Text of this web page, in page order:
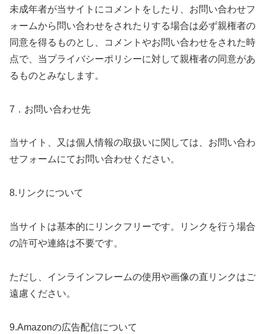
未成年者が当サイトにコメントをしたり、お問い合わせフ
ォームから問い合わせをされたりする場合は必ず親権者の
同意を得るものとし、コメントやお問い合わせをされた時
点で、当プライバシーポリシーに対して親権者の同意があ
るものとみなします。
7．お問い合わせ先
当サイト、又は個人情報の取扱いに関しては、お問い合わ
せフォームにてお問い合わせください。
8.リンクについて
当サイトは基本的にリンクフリーです。リンクを行う場合
の許可や連絡は不要です。
ただし、インラインフレームの使用や画像の直リンクはご
遠慮ください。
9.Amazonの広告配信について